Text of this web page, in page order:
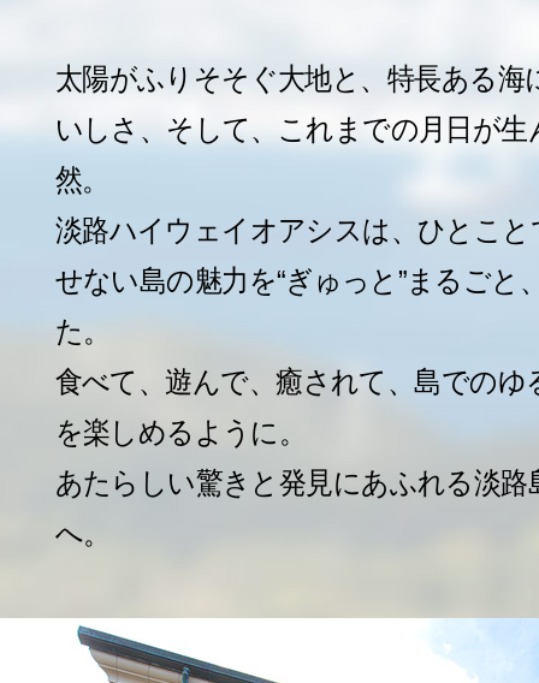
太陽がふりそそぐ大地と、特長ある海
いしさ、そして、これまでの月日が生
然。
淡路ハイウェイオアシスは、ひとこ
せない島の魅力を“ぎゅっと”まるごと
た。
食べて、遊んで、癒されて、島でのゆ
を楽しめるように。
あたらしい驚きと発見にあふれる淡路
へ。